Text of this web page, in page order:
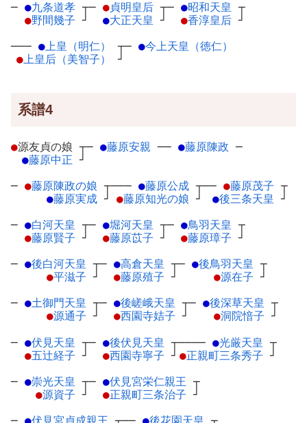
─ ●九条道孝 ┬
●野間幾子 ┘
─ ●貞明皇后 ┬
●大正天皇 ┘
─ ●昭和天皇 ┬
●香淳皇后 ┘
─── ●上皇（明仁）
┬
●上皇后（美智子） ┘
─ ●今上天皇（徳仁）
系譜4
●源友貞の娘 ┬
●藤原中正 ┘
─ ●藤原安親 ── ●藤原陳政 ─
─ ●藤原陳政の娘 ┬
●藤原実成 ┘
─── ●藤原公成 ┬
●藤原知光の娘 ┘
── ●藤原茂子 ┬
●後三条天皇 ┘
─ ●白河天皇 ┬
●藤原賢子 ┘
─ ●堀河天皇 ┬
●藤原苡子 ┘
─ ●鳥羽天皇 ┬
●藤原璋子 ┘
─ ●後白河天皇 ┬
●平滋子 ┘
─ ●高倉天皇 ┬
●藤原殖子 ┘
─ ●後鳥羽天皇 ┬
●源在子 ┘
─ ●土御門天皇 ┬
●源通子 ┘
─ ●後嵯峨天皇 ┬
●西園寺姞子 ┘
─ ●後深草天皇 ┬
●洞院愔子 ┘
─ ●伏見天皇 ┬
●五辻経子 ┘
─ ●後伏見天皇 ┬
●西園寺寧子 ┘
──── ●光厳天皇 ┬
●正親町三条秀子 ┘
─ ●崇光天皇 ┬
●源資子 ┘
─ ●伏見宮栄仁親王 ┬
●正親町三条治子 ┘